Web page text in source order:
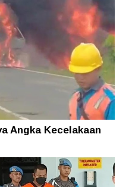
Angka Kecelakaan